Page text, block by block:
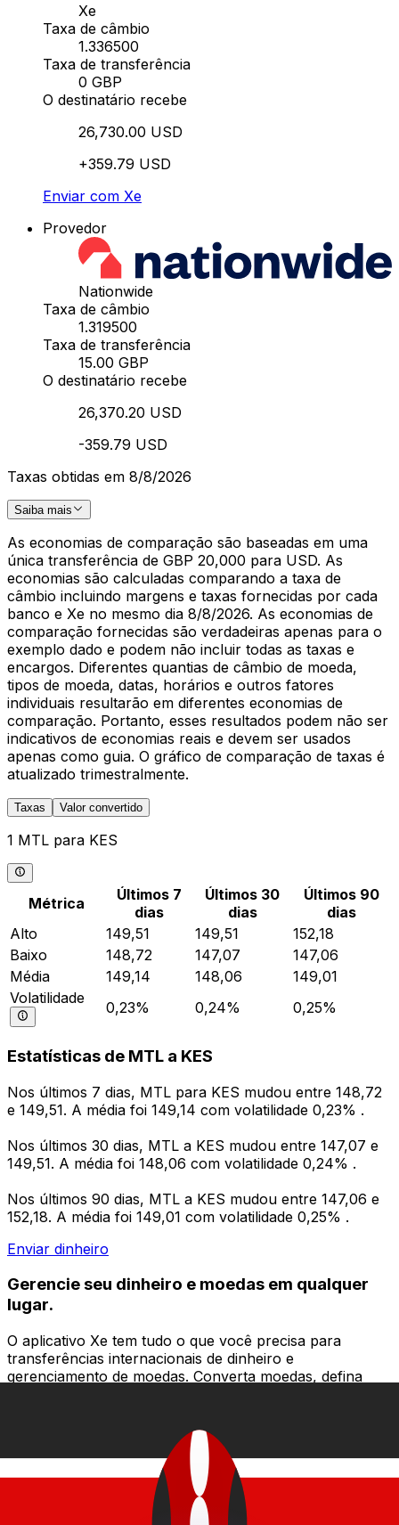
Xe
Taxa de câmbio
1.336500
Taxa de transferência
0 GBP
O destinatário recebe
26,730.00 USD
+359.79 USD
Enviar com Xe
Provedor
Nationwide
Taxa de câmbio
1.319500
Taxa de transferência
15.00 GBP
O destinatário recebe
26,370.20 USD
-359.79 USD
Taxas obtidas em 8/8/2026
Saiba mais
As economias de comparação são baseadas em uma
única transferência de GBP 20,000 para USD. As
economias são calculadas comparando a taxa de
câmbio incluindo margens e taxas fornecidas por cada
banco e Xe no mesmo dia 8/8/2026. As economias de
comparação fornecidas são verdadeiras apenas para o
exemplo dado e podem não incluir todas as taxas e
encargos. Diferentes quantias de câmbio de moeda,
tipos de moeda, datas, horários e outros fatores
individuais resultarão em diferentes economias de
comparação. Portanto, esses resultados podem não ser
indicativos de economias reais e devem ser usados
apenas como guia. O gráfico de comparação de taxas é
atualizado trimestralmente.
Taxas Valor convertido
1 MTL para KES
Métrica
Últimos 7
dias
Últimos 30
dias
Últimos 90
dias
Alto
149,51 149,51
152,18
Baixo
148,72 147,07
147,06
Média
149,14 148,06
149,01
Volatilidade
0,23% 0,24% 0,25%
Estatísticas de MTL a KES
Nos últimos 7 dias, MTL para KES mudou entre 148,72
e 149,51. A média foi 149,14 com volatilidade 0,23% .
Nos últimos 30 dias, MTL a KES mudou entre 147,07 e
149,51. A média foi 148,06 com volatilidade 0,24% .
Nos últimos 90 dias, MTL a KES mudou entre 147,06 e
152,18. A média foi 149,01 com volatilidade 0,25% .
Enviar dinheiro
Gerencie seu dinheiro e moedas em qualquer
lugar.
O aplicativo Xe tem tudo o que você precisa para
transferências internacionais de dinheiro e
gerenciamento de moedas. Converta moedas, defina